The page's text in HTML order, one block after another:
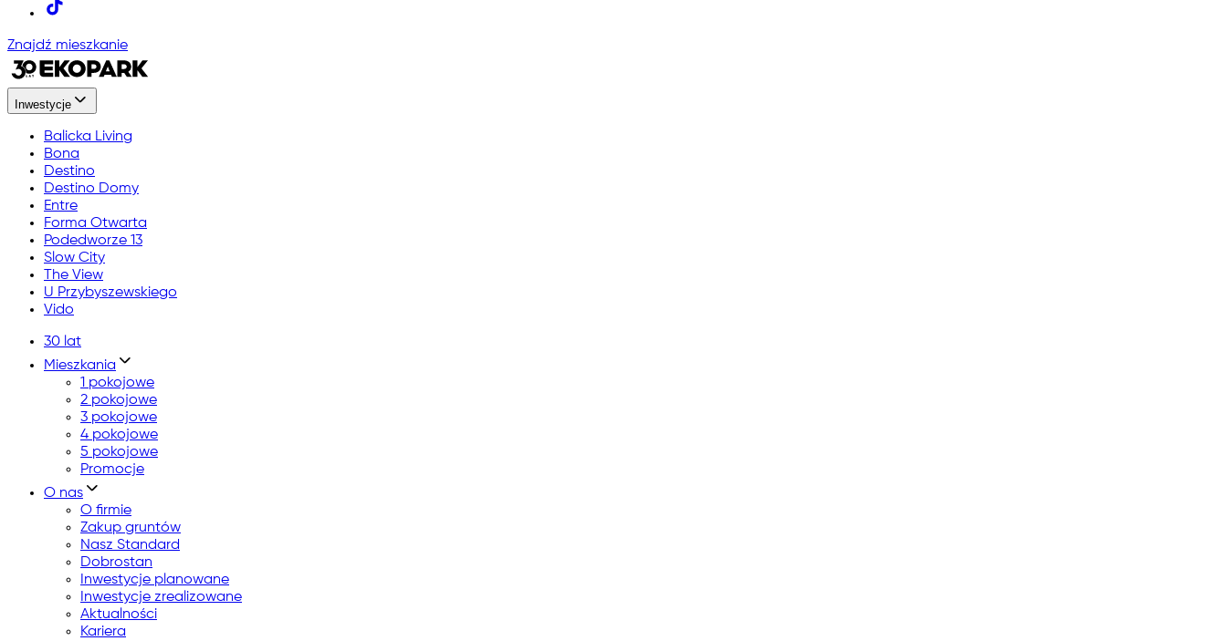
Znajdź mieszkanie
Inwestycje
Balicka Living
Bona
Destino
Destino Domy
Entre
Forma Otwarta
Podedworze 13
Slow City
The View
U Przybyszewskiego
Vido
30 lat
Mieszkania
1 pokojowe
2 pokojowe
3 pokojowe
4 pokojowe
5 pokojowe
Promocje
O nas
O firmie
Zakup gruntów
Nasz Standard
Dobrostan
Inwestycje planowane
Inwestycje zrealizowane
Aktualności
Kariera